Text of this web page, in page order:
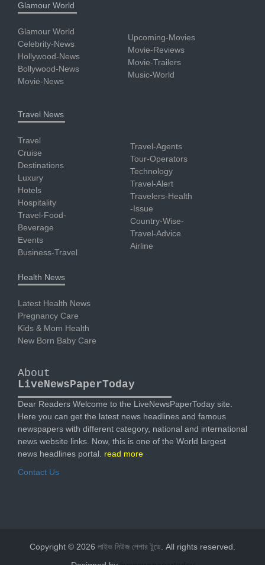
Glamour World
Glamour World
Celebrity-News
Hollywood-News
Bollywood-News
Movie-News
Upcoming-Movies
Movie-Reviews
Movie-Trailers
Music-World
Travel News
Travel
Cruise
Destinations
Luxury
Hotels
Hospitality
Travel-Food-
Beverage
Events
Business-Travel
Travel-Agents
Tour-Operators
Technology
Travel-Alert
Travelers-Health
-Issue
Country-Wise-
Travel-Advice
Airline
Health News
Latest Health News
Pregnancy Care
Kids & Mom Health
New Born Baby Care
About
LiveNewsPaperToday
Dear Readers Welcome to the LiveNewsPaperToday site.
Here you can get the latest news headlines and famous
newspapers with different category, national and international
news website links. Now, this is one of the World largest
news headlines portal. read more
Contact Us
Copyright © 2026 লাইভ নিউজ পেপার টুডে. All rights reserved.